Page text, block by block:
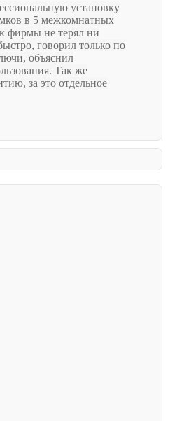
установку
в 5 межкомнатных
фирмы не терял ни
говорил только по
объяснил
Так же
за это отдельное